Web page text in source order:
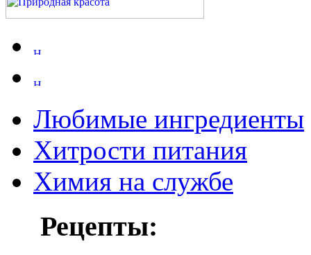
Любимые ингредиенты
Хитрости питания
Химия на службе
Рецепты: